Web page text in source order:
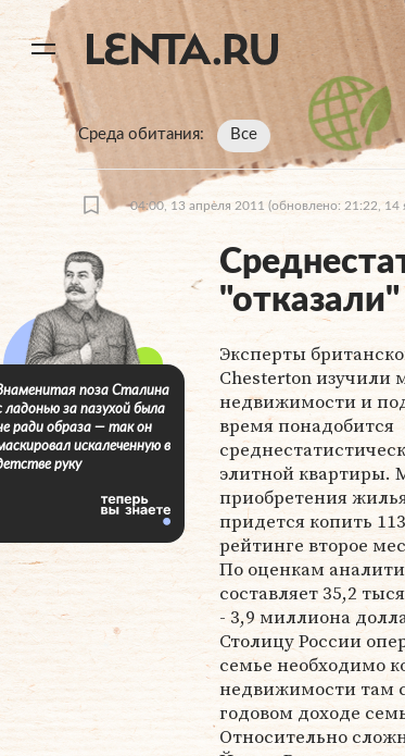
Среда обитания Все
04:00, 13 апреля 2011 (обновлено: 21:22, 14
Эксперты
Chesterton
недвижимости и
время понадобится
элитной квартиры.
приобретения
придется копить
рейтинге второе
По оценкам
составляет 35,2
- 3,9 миллиона
Столицу России
семье необходимо
недвижимости там
годовом доходе
Относительно
поза Сталина
ладонью за пазухой была
ради образа — так он
искалеченную в
руку